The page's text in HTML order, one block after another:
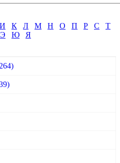
И К Л М Н О П Р С
Т
Э Ю Я